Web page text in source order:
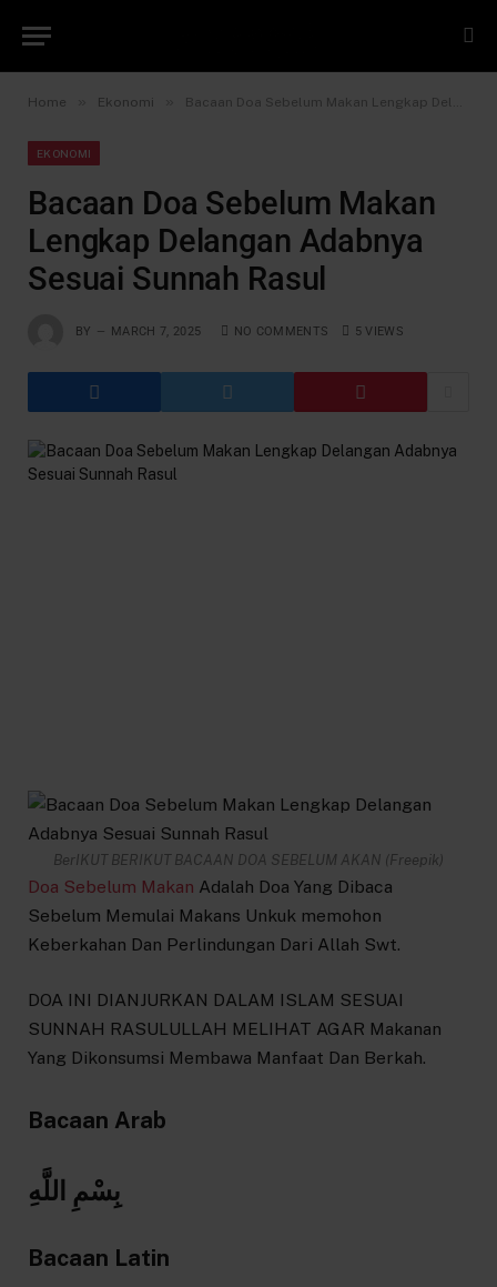
Home Ekonomi Bacaan Doa Sebelum Makan Lengkap Delangan Adabnya Sesuai Sunnah Rasul
EKONOMI
Bacaan Doa Sebelum Makan
Lengkap Delangan Adabnya
Sesuai Sunnah Rasul
BY MARCH 7, 2025 NO COMMENTS 5VIEWS
BerIKUT BERIKUT BACAAN DOA SEBELUM AKAN (Freepik)
Doa Sebelum Makan Adalah Doa Yang Dibaca
Sebelum Memulai Makans Unkuk memohon
Keberkahan Dan Perlindungan Dari Allah Swt.
DOA INI DIANJURKAN DALAM ISLAM SESUAI
SUNNAH RASULULLAH MELIHAT AGAR Makanan
Yang Dikonsumsi Membawa Manfaat Dan Berkah.
Bacaan Arab
بِسْمِ اللَّهِ
Bacaan Latin